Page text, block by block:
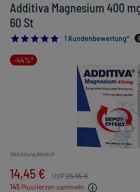
Additiva Magnesium 400
60 St
5.01 Kundenbewertung*
-44%*
Abbildung ähnlich
14,45 € UVP25,95 €
145 PlusHerzen sammeln